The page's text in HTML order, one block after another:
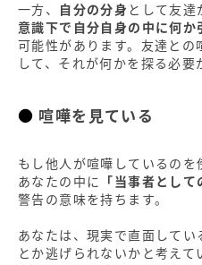
一方、 自分の分身 として友
意識下で自分自身の中に何
可能性があります。友達と
して、それが何かを探る必要
喧嘩を見ている
もし他人が喧嘩しているのを
あなたの中に 「当事者とし
警告の意味を持ちます。
あなたは、現実で直面して
とか逃げられないかと考え